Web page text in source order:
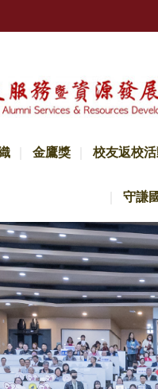
金鷹獎 校友返校
守謙